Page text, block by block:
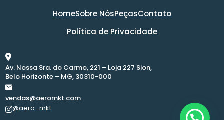
HomeSobre NósPeçasContato
Política de Privacidade
Av. Nossa Sra. do Carmo, 221 – Loja 227 Sion,
Belo Horizonte – MG, 30310-000
vendas@aeromkt.com
@aero_mkt